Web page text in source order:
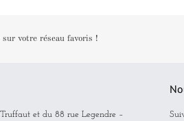
votre réseau favoris !
et du 88 rue Legendre –